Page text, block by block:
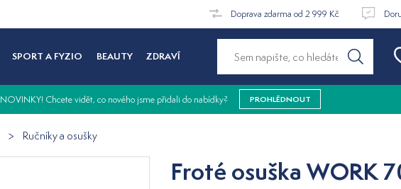
Doprava zdarma od 2 999 Kč
SPORT A FYZIO BEAUTY ZDRAVÍ
NOVINKY! Chcete vidět, co nového jsme přidali do nabídky? PROHLÉDNOUT
Ručníky a osušky
Froté osuška WORK